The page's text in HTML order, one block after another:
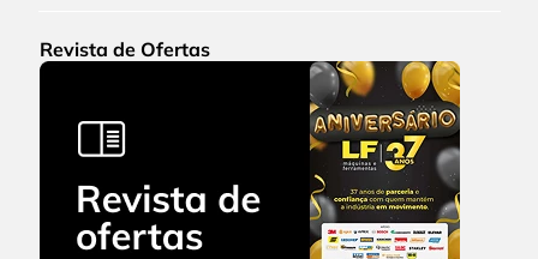
Revista de Ofertas